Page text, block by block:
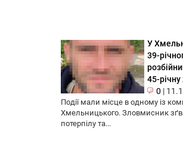
У
39-
45-річну
0 |
Події мали місце в одному із
Хмельницького. Зловмисник
потерпілу та...